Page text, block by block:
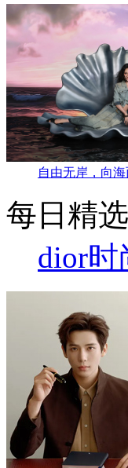
自由无岸，向
每日精选
dior时